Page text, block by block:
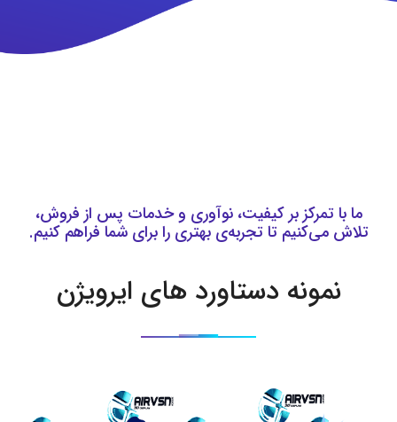
ما با تمرکز بر کیفیت، نوآوری و خدمات پس از فروش،
تلاش می‌کنیم تا تجربه‌ی بهتری را برای شما فراهم کنیم.
نمونه دستاورد های ایرویژن